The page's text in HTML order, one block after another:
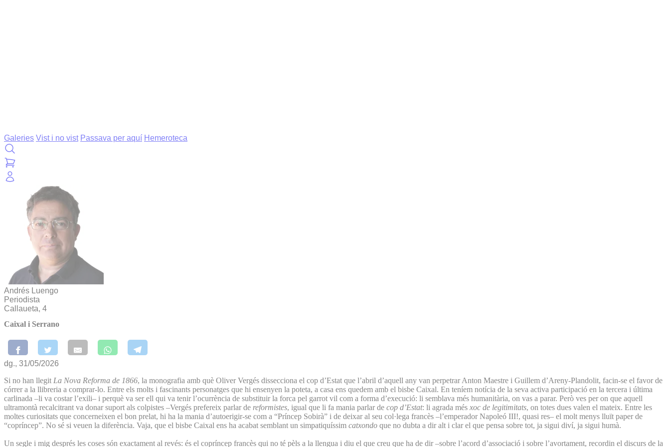
Galeries Vist i no vist Passava per aquí Hemeroteca
Andrés Luengo
Periodista
Callaueta, 4
Caixal i Serrano
dg., 31/05/2026
Si no han llegit La Nova Reforma de 1866, la monografia amb què Oliver Vergés dissecciona el cop d’Estat que l’abril d’aquell any van perpetrar Anton Maestre i Guillem d’Areny-Plandolit, facin-se el favor de
córrer a la llibreria a comprar-lo. Entre els molts i fascinants personatges que hi ensenyen la poteta, a casa ens quedem amb el bisbe Caixal. En teníem notícia de la seva activa participació en la tercera i última
carlinada –li va costar l’exili– i perquè va ser ell qui va tenir l’ocurrència de substituir la forca pel garrot vil com a forma d’execució: li semblava més humanitària, on vas a parar. Però ves per on que aquell
ultramontà recalcitrant va donar suport als colpistes –Vergés prefereix parlar de reformistes, igual que li fa mania parlar de cop d’Estat: li agrada més xoc de legitimitats, on totes dues valen el mateix. Entre les
moltes curiositats que concerneixen el bon prelat, hi ha la mania d’autoerigir-se com a “Príncep Sobirà” i de deixar al seu col·lega francès –l’emperador Napoleó III!, quasi res– el molt menys lluït paper de
“copríncep”. No sé si veuen la diferència. Vaja, que el bisbe Caixal ens ha acabat semblant un simpatiquíssim catxondo que no dubta a dir alt i clar el que pensa sobre tot, ja sigui diví, ja sigui humà.
Un segle i mig després les coses són exactament al revés: és el copríncep francès qui no té pèls a la llengua i diu el que creu que ha de dir –sobre l’acord d’associació i sobre l’avortament, recordin el discurs de la